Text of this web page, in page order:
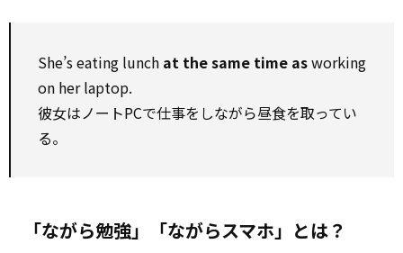
She’s eating lunch at the same time asworking
on her laptop.
彼女はノートPCで仕事をしながら昼食を取ってい
る。
「ながら勉強」「ながらスマホ」とは？